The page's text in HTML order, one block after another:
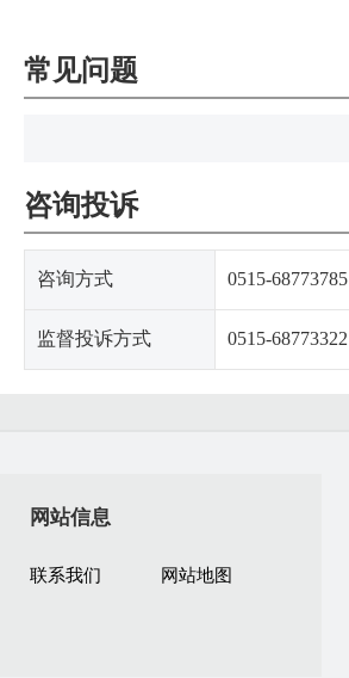
常见问题
咨询投诉
咨询方式 0515-68773785
监督投诉方式 0515-68773322
网站信息
联系我们 网站地图